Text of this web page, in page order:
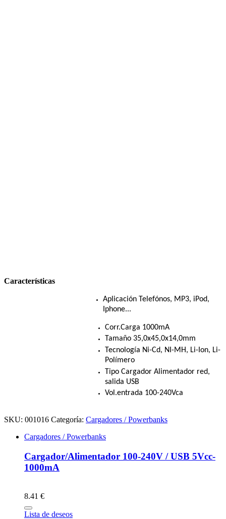
Características
Aplicación Telefónos, MP3, iPod,
Iphone...
Corr.Carga 1000mA
Tamaño 35,0x45,0x14,0mm
Tecnología Ni-Cd, NI-MH, Li-Ion, Li-
Polímero
Tipo Cargador Alimentador red,
salida USB
Vol.entrada 100-240Vca
SKU: 001016 Categoría: Cargadores / Powerbanks
Cargadores / Powerbanks
Cargador/Alimentador 100-240V / USB 5Vcc-
1000mA
8.41 €
Lista de deseos